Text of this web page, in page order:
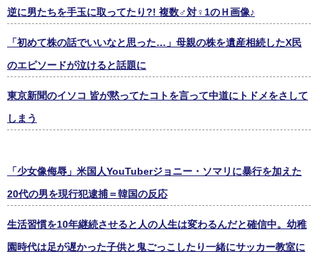
逆に男たちを手玉に取ってたり?! 複数♂対♀1のＨ画像♪
「初めて株の話でいいなと思った…」母親の株を遺産相続したX民
のエピソードが泣けると話題に
東京新聞のイソコ 皆が黙ってたコトを言って中道にトドメをさして
しまう
「少女像侮辱」米国人YouTuberジョニー・ソマリに暴行を加えた
20代の男を現行犯逮捕＝韓国の反応
生活習慣を10年継続させると人の人生は変わるんだと確信中。幼稚
園時代は足が遅かった子供と鬼ごっこしたり一緒にサッカー教室に